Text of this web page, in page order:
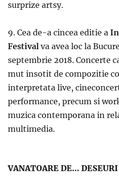
surprize artsy.
9. Cea de-a cincea editie a
Festival va avea loc la
septembrie 2018. Concerte
mut insotit de compozitie
interpretata live,
performance, precum si
muzica contemporana in
multimedia.
VANATOARE DE… DESEURI